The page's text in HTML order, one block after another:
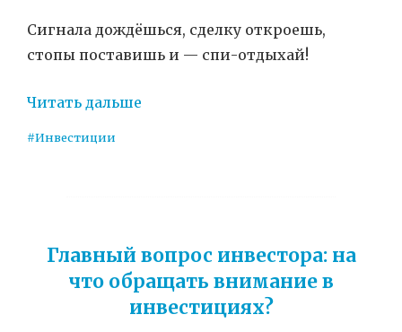
Сигнала дождёшься, сделку откроешь,
стопы поставишь и — спи-отдыхай!
Читать дальше
#Инвестиции
Главный вопрос инвестора: на
что обращать внимание в
инвестициях?